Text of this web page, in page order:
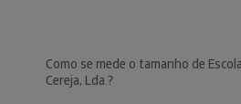
Como se mede o tamanho de
Cereja, Lda.?